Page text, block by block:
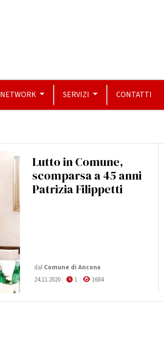
NETWORK SERVIZI CONTATTI
Lutto in Comune,
scomparsa a 45 anni
Patrizia Filippetti
dal Comune di Ancona
24.11.2020
1 1684